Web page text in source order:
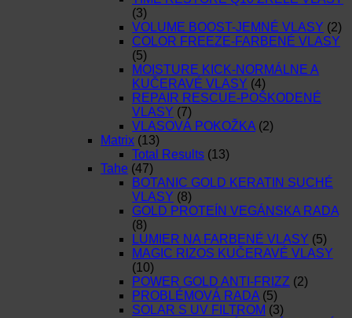
(3)
VOLUME BOOST-JEMNÉ VLASY (2)
COLOR FREEZE-FARBENÉ VLASY
(5)
MOISTURE KICK-NORMÁLNE A
KUČERAVÉ VLASY (4)
REPAIR RESCUE-POŠKODENÉ
VLASY (7)
VLASOVÁ POKOŽKA (2)
Matrix (13)
Total Results (13)
Tahe (47)
BOTANIC GOLD KERATIN SUCHÉ
VLASY (8)
GOLD PROTEÍN VEGÁNSKA RADA
(8)
LUMIER NA FARBENÉ VLASY (5)
MAGIC RIZOS KUČERAVÉ VLASY
(10)
POWER GOLD ANTI-FRIZZ (2)
PROBLÉMOVÁ RADA (5)
SOLAR S UV FILTROM (3)